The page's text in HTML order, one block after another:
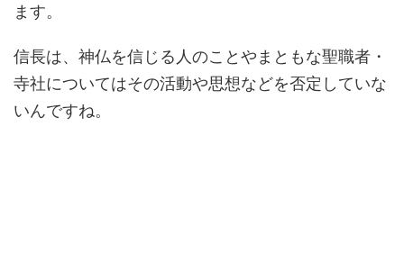
ます。
信長は、神仏を信じる人のことやまともな聖職者・
寺社についてはその活動や思想などを否定していな
いんですね。